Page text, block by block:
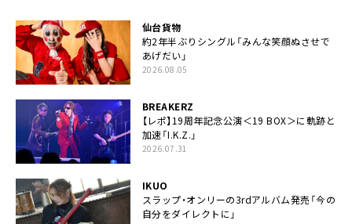
仙台貨物
約2年半ぶりシングル「みんな笑顔ぬさせで
あげだい」
2026.08.05
BREAKERZ
【レポ】19周年記念公演＜19 BOX＞に軌跡と
加速「I.K.Z.」
2026.07.31
IKUO
スラップ・オンリーの3rdアルバム発売「今の
自分をダイレクトに」